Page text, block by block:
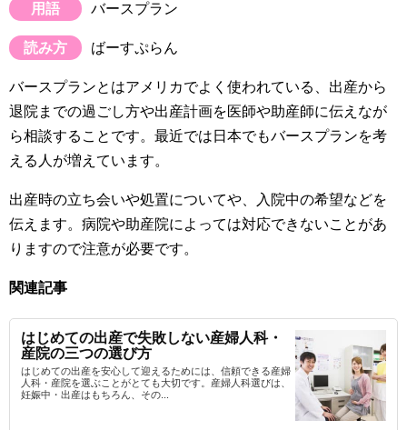
用語 バースプラン
読み方 ばーすぷらん
バースプランとはアメリカでよく使われている、出産から
退院までの過ごし方や出産計画を医師や助産師に伝えなが
ら相談することです。最近では日本でもバースプランを考
える人が増えています。
出産時の立ち会いや処置についてや、入院中の希望などを
伝えます。病院や助産院によっては対応できないことがあ
りますので注意が必要です。
関連記事
はじめての出産で失敗しない産婦人科・
産院の三つの選び方
はじめての出産を安心して迎えるためには、信頼できる産婦
人科・産院を選ぶことがとても大切です。産婦人科選びは、
妊娠中・出産はもちろん、その...